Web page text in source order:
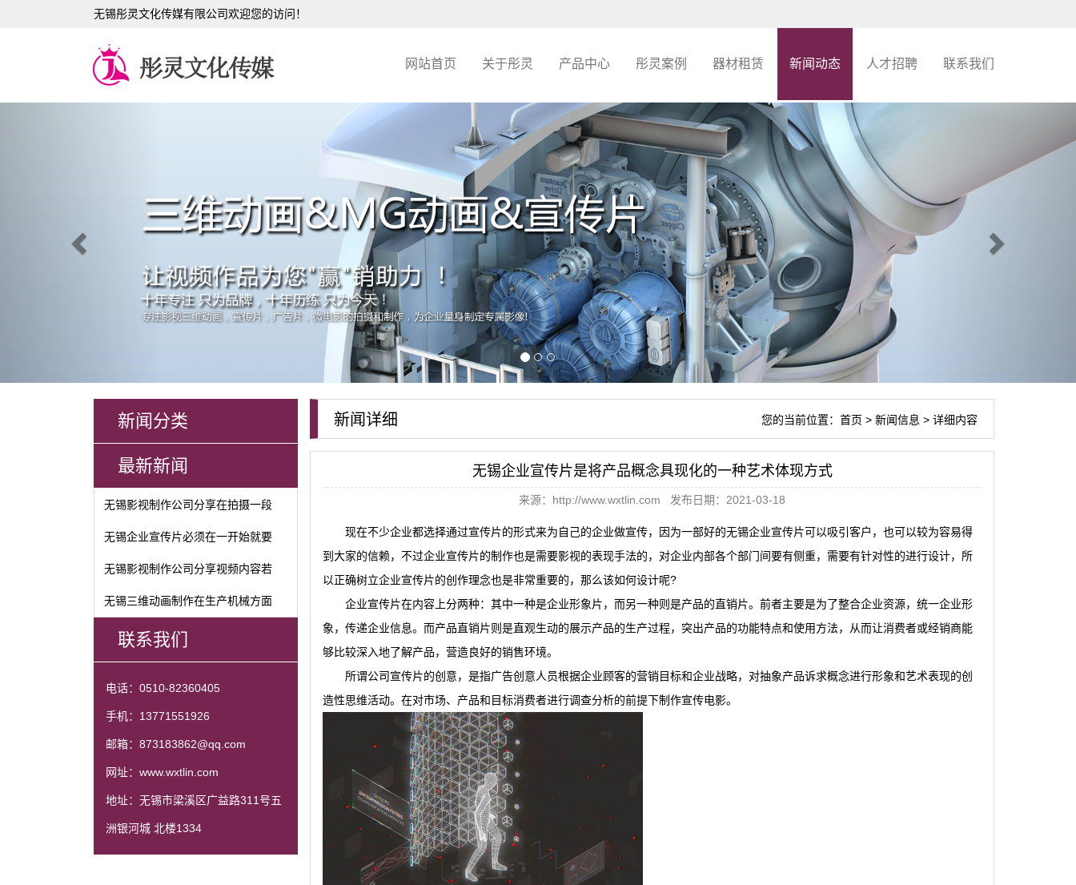
无锡彤灵文化传媒有限公司欢迎您的访问！
网站首页 关于彤灵 产品中心 彤灵案例 器材租赁 新闻动态 人才招聘 联系我们
新闻分类
最新新闻
无锡影视制作公司分享在拍摄一段
无锡企业宣传片必须在一开始就要
无锡影视制作公司分享视频内容若
无锡三维动画制作在生产机械方面
联系我们
电话：0510-82360405
手机：13771551926
邮箱：873183862@qq.com
网址：www.wxtlin.com
地址：无锡市梁溪区广益路311号五
洲银河城 北楼1334
新闻详细 您的当前位置： 首页 > 新闻信息 > 详细内容
无锡企业宣传片是将产品概念具现化的一种艺术体现方式
来源： http://www.wxtlin.com 发布日期：2021-03-18
现在不少企业都选择通过宣传片的形式来为自己的企业做宣传，因为一部好的无锡企业宣传片可以吸引客户，也可以较为容易得
到大家的信赖，不过企业宣传片的制作也是需要影视的表现手法的，对企业内部各个部门间要有侧重，需要有针对性的进行设计，所
以正确树立企业宣传片的创作理念也是非常重要的，那么该如何设计呢?
企业宣传片在内容上分两种：其中一种是企业形象片，而另一种则是产品的直销片。前者主要是为了整合企业资源，统一企业形
象，传递企业信息。而产品直销片则是直观生动的展示产品的生产过程，突出产品的功能特点和使用方法，从而让消费者或经销商能
够比较深入地了解产品，营造良好的销售环境。
所谓公司宣传片的创意，是指广告创意人员根据企业顾客的营销目标和企业战略，对抽象产品诉求概念进行形象和艺术表现的创
造性思维活动。在对市场、产品和目标消费者进行调查分析的前提下制作宣传电影。